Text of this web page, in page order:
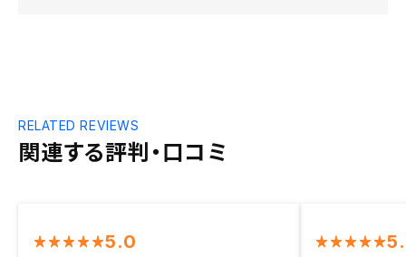
関連する評判・口コミ
RELATED REVIEWS
5.0